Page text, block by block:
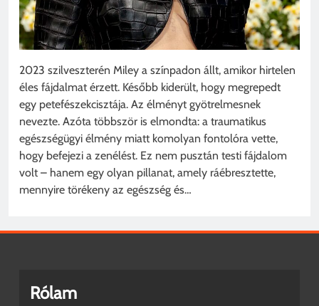
2023 szilveszterén Miley a színpadon állt, amikor hirtelen
éles fájdalmat érzett. Később kiderült, hogy megrepedt
egy petefészekcisztája. Az élményt gyötrelmesnek
nevezte. Azóta többször is elmondta: a traumatikus
egészségügyi élmény miatt komolyan fontolóra vette,
hogy befejezi a zenélést. Ez nem pusztán testi fájdalom
volt – hanem egy olyan pillanat, amely ráébresztette,
mennyire törékeny az egészség és…
Rólam